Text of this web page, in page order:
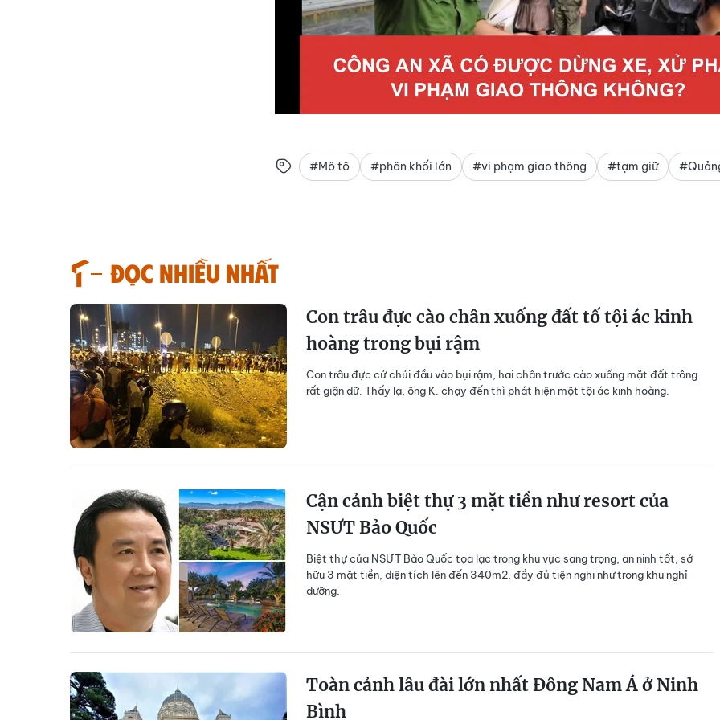
Video
#Mô tô #phân khối lớn #vi phạm giao thông #tạm giữ
Đọc nhiều nhất
Con trâu đực cào chân xuống đất tố tội ác kinh
hoàng trong bụi rậm
Con trâu đực cứ chúi đầu vào bụi rậm, hai chân trước cào xuống mặt đất trông
rất giận dữ. Thấy lạ, ông K. chạy đến thì phát hiện một tội ác kinh hoàng.
Cận cảnh biệt thự 3 mặt tiền như resort của
NSƯT Bảo Quốc
Biệt thự của NSƯT Bảo Quốc tọa lạc trong khu vực sang trọng, an ninh tốt, sở
hữu 3 mặt tiền, diện tích lên đến 340m2, đầy đủ tiện nghi như trong khu nghỉ
dưỡng.
Toàn cảnh lâu đài lớn nhất Đông Nam Á ở Ninh
Bình